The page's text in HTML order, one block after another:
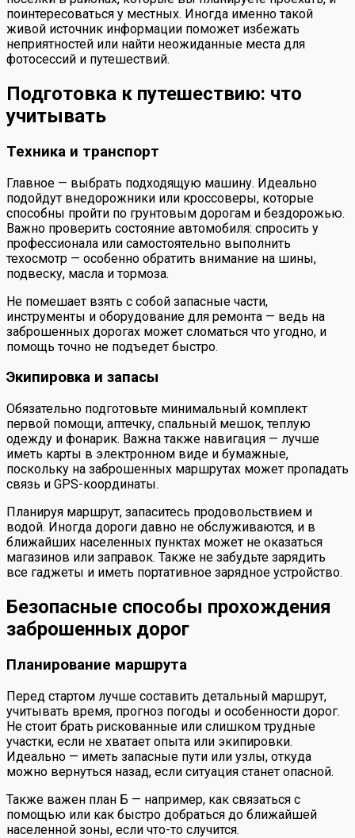
поинтересоваться у местных. Иногда именно такой
живой источник информации поможет избежать
неприятностей или найти неожиданные места для
фотосессий и путешествий.
Подготовка к путешествию: что
учитывать
Техника и транспорт
Главное — выбрать подходящую машину. Идеально
подойдут внедорожники или кроссоверы, которые
способны пройти по грунтовым дорогам и бездорожью.
Важно проверить состояние автомобиля: спросить у
профессионала или самостоятельно выполнить
техосмотр — особенно обратить внимание на шины,
подвеску, масла и тормоза.
Не помешает взять с собой запасные части,
инструменты и оборудование для ремонта — ведь на
заброшенных дорогах может сломаться что угодно, и
помощь точно не подъедет быстро.
Экипировка и запасы
Обязательно подготовьте минимальный комплект
первой помощи, аптечку, спальный мешок, теплую
одежду и фонарик. Важна также навигация — лучше
иметь карты в электронном виде и бумажные,
поскольку на заброшенных маршрутах может пропадать
связь и GPS-координаты.
Планируя маршрут, запаситесь продовольствием и
водой. Иногда дороги давно не обслуживаются, и в
ближайших населенных пунктах может не оказаться
магазинов или заправок. Также не забудьте зарядить
все гаджеты и иметь портативное зарядное устройство.
Безопасные способы прохождения
заброшенных дорог
Планирование маршрута
Перед стартом лучше составить детальный маршрут,
учитывать время, прогноз погоды и особенности дорог.
Не стоит брать рискованные или слишком трудные
участки, если не хватает опыта или экипировки.
Идеально — иметь запасные пути или узлы, откуда
можно вернуться назад, если ситуация станет опасной.
Также важен план Б — например, как связаться с
помощью или как быстро добраться до ближайшей
населенной зоны, если что-то случится.